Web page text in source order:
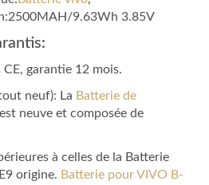
9.63Wh 3.85V
garantie 12 mois.
neuf): La Batterie de
est neuve et composée de
à celles de la Batterie
origine. Batterie pour VIVO B-